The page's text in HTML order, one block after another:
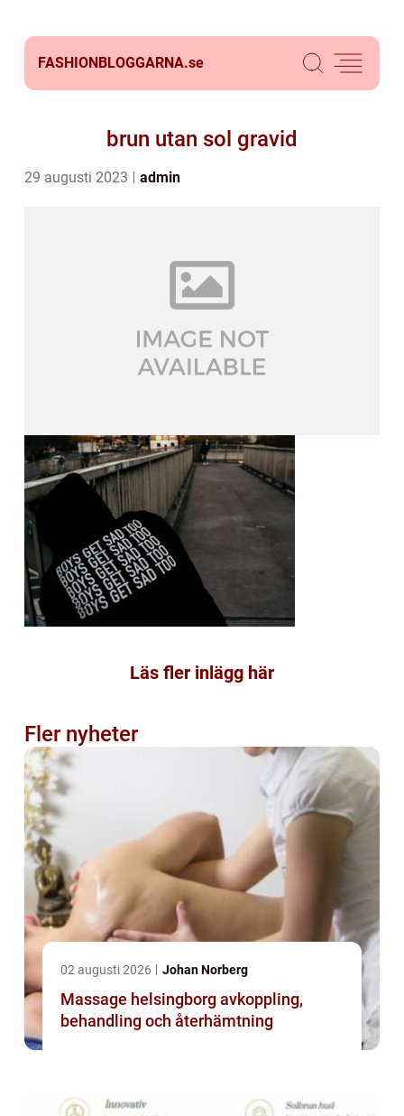
FASHIONBLOGGARNA.se
brun utan sol gravid
29 augusti 2023 admin
Läs fler inlägg här
Fler nyheter
02 augusti 2026 Johan Norberg
Massage helsingborg avkoppling,
behandling och återhämtning